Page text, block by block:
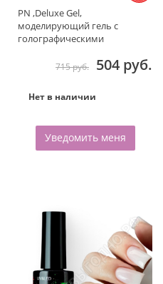
PN ,Deluxe Gel,
моделирующий гель с
голографическими
715 руб. 504 руб.
Нет в наличии
Уведомить меня